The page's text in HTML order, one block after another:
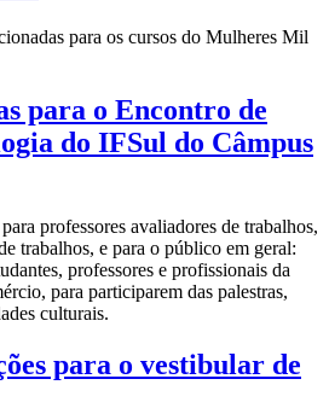
para os cursos do Mulheres Mil
para o Encontro de
do IFSul do Câmpus
professores avaliadores de trabalhos,
trabalhos, e para o público em geral:
professores e profissionais da
para participarem das palestras,
culturais.
para o vestibular de